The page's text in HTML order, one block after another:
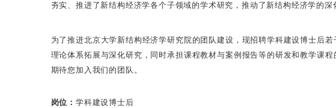
夯实、推进了新结构经济学各个子领域的学术研究，推动了新结构经济学的深
为了推进北京大学新结构经济学研究院的团队建设，现招聘学科建设博士后
理论体系拓展与深化研究，同时承担课程教材与案例报告等的研发和教学课
期待您加入我们的团队。
岗位：学科建设博士后